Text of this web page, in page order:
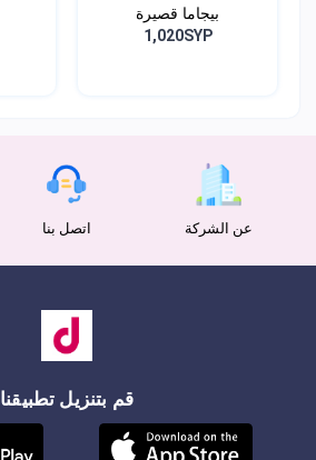
بيجاما قصيرة
1,020SYP
عن الشركة اتصل بنا
قم بتنزيل تطبيقنا